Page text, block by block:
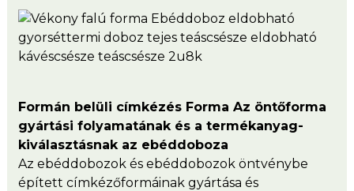
Formán belüli címkézés Forma Az öntőforma
gyártási folyamatának és a termékanyag-
kiválasztásnak az ebéddoboza
Az ebéddobozok és ebéddobozok öntvénybe
épített címkézőformáinak gyártása és